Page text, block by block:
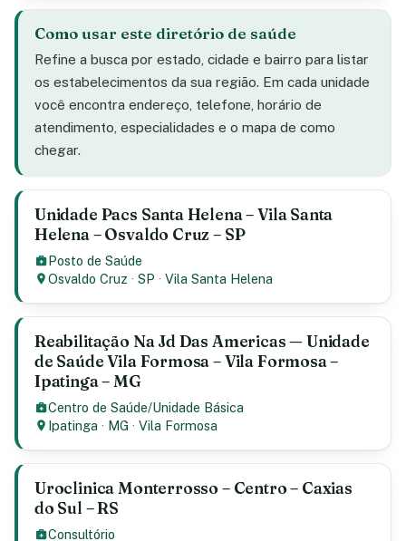
Como usar este diretório de saúde
Refine a busca por estado, cidade e bairro para listar
os estabelecimentos da sua região. Em cada unidade
você encontra endereço, telefone, horário de
atendimento, especialidades e o mapa de como
chegar.
Unidade Pacs Santa Helena – Vila Santa
Helena – Osvaldo Cruz – SP
Posto de Saúde
Osvaldo Cruz ·SP ·Vila Santa Helena
Reabilitação Na Jd Das Americas — Unidade
de Saúde Vila Formosa – Vila Formosa –
Ipatinga – MG
Centro de Saúde/Unidade Básica
Ipatinga · MG ·Vila Formosa
Uroclinica Monterrosso – Centro – Caxias
do Sul – RS
Consultório